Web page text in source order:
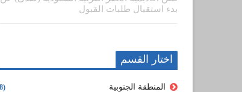
بدء استقبال طلبات القبول
اختار القسم
المنطقة الجنوبية (8)